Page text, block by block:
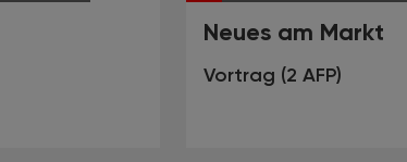
Neues am Markt
Vortrag (2 AFP)